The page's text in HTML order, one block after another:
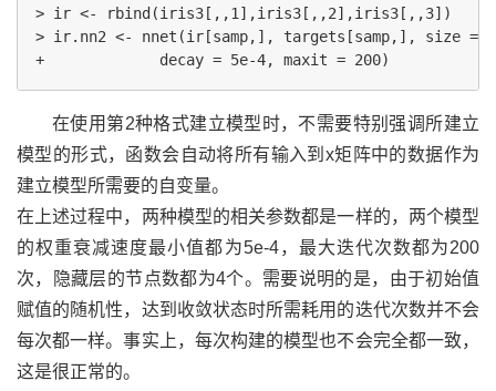
> ir <- rbind(iris3[,,1],iris3[,,2],iris3[,,3])
> ir.nn2 <- nnet(ir[samp,], targets[samp,], size =
在使用第2种格式建立模型时，不需要特别强调所建立
模型的形式，函数会自动将所有输入到x矩阵中的数据作为
建立模型所需要的自变量。
在上述过程中，两种模型的相关参数都是一样的，两个模型
的权重衰减速度最小值都为5e-4，最大迭代次数都为200
次，隐藏层的节点数都为4个。需要说明的是，由于初始值
赋值的随机性，达到收敛状态时所需耗用的迭代次数并不会
每次都一样。事实上，每次构建的模型也不会完全都一致，
这是很正常的。